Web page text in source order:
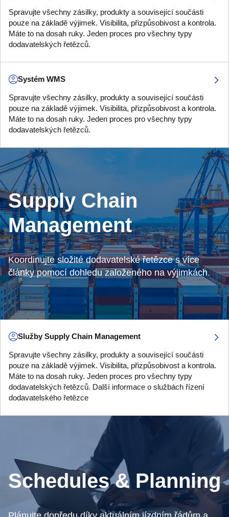
Spravujte všechny zásilky, produkty a související součásti
pouze na základě výjimek. Visibilita, přizpůsobivost a kontrola.
Máte to na dosah ruky. Jeden proces pro všechny typy
dodavatelských řetězců.
Systém WMS
Spravujte všechny zásilky, produkty a související součásti
pouze na základě výjimek. Visibilita, přizpůsobivost a kontrola.
Máte to na dosah ruky. Jeden proces pro všechny typy
dodavatelských řetězců.
Supply Chain
Management
Koordinujte složité dodavatelské řetězce s více
články pomocí dohledu založeného na výjimkách.
Služby Supply Chain Management
Spravujte všechny zásilky, produkty a související součásti
pouze na základě výjimek. Visibilita, přizpůsobivost a kontrola.
Máte to na dosah ruky. Jeden proces pro všechny typy
dodavatelských řetězců. Další informace o službách řízení
dodavatelského řetězce
Schedules & Planning